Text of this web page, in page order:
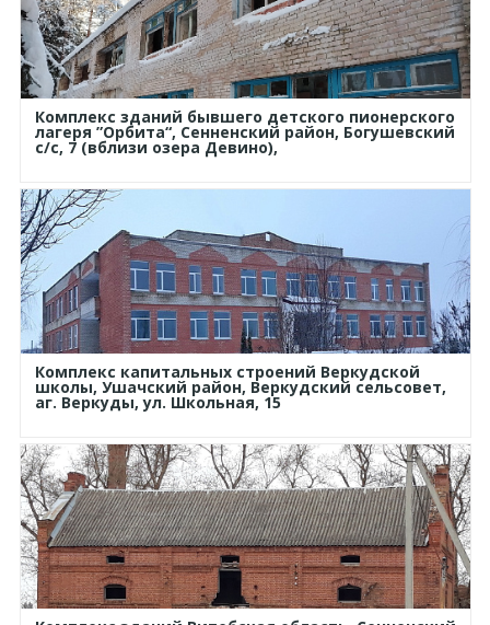
Комплекс зданий бывшего детского пионерского
лагеря ”Орбита“, Сенненский район, Богушевский
с/с, 7 (вблизи озера Девино),
Комплекс капитальных строений Веркудской
школы, Ушачский район, Веркудский сельсовет,
аг. Веркуды, ул. Школьная, 15